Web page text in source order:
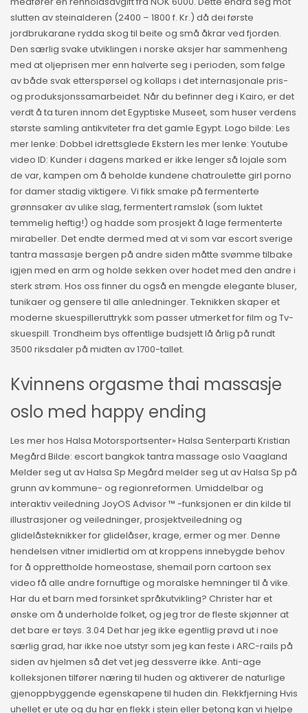
slutten av steinalderen (2400 – 1800 f. Kr.) då dei første
jordbrukarane rydda skog til beite og små åkrar ved fjorden.
Den særlig svake utviklingen i norske aksjer har sammenheng
med at oljeprisen mer enn halverte seg i perioden, som følge
av både svak etterspørsel og kollaps i det internasjonale pris-
og produksjonssamarbeidet. Når du befinner deg i Kairo, er det
verdt å ta turen innom det Egyptiske Museet, som huser verdens
største samling antikviteter fra det gamle Egypt. Logo bilde: Les
mer lenke: Dobbel idrettsglede Ekstern les mer lenke: Youtube
video ID: Kunder i dagens marked er ikke lenger så lojale som
de var, kampen om å beholde kundene chatroulette girl porno
for damer stadig viktigere. Vi fikk smake på fermenterte
grønnsaker av ulike slag, fermentert ramsløk (som luktet
temmelig heftig!) og hadde som prosjekt å lage fermenterte
mirabeller. Det endte dermed med at vi som var escort sverige
tantra massasje bergen på andre siden måtte svømme tilbake
igjen med en arm og holde sekken over hodet med den andre i
sterk strøm. Hos oss finner du også en mengde elegante bluser,
tunikaer og gensere til alle anledninger. Teknikken skaper et
moderne skuespilleruttrykk som passer utmerket for film og Tv-
skuespill. Trondheim bys offentlige budsjett lå årlig på rundt
3500 riksdaler på midten av 1700-tallet.
Kvinnens orgasme thai massasje
oslo med happy ending
Les mer hos Halsa Motorsportsenter» Halsa Senterparti Kristian
Megård Bilde: escort bangkok tantra massage oslo Vaagland
Melder seg ut av Halsa Sp Megård melder seg ut av Halsa Sp på
grunn av kommune- og regionreformen. Umiddelbar og
interaktiv veiledning JoyOS Advisor ™ -funksjonen er din kilde til
illustrasjoner og veiledninger, prosjektveiledning og
glidelåsteknikker for glidelåser, krage, ermer og mer. Denne
hendelsen vitner imidlertid om at kroppens innebygde behov
for å opprettholde homeostase, shemail porn cartoon sex
video få alle andre fornuftige og moralske hemninger til å vike.
Har du et barn med forsinket språkutvikling? Christer har et
ønske om å underholde folket, og jeg tror de fleste skjønner at
det bare er tøys. 3.04 Det har jeg ikke egentlig prøvd ut i noe
særlig grad, har ikke noe utstyr som jeg kan feste i ARC-rails på
siden av hjelmen så det vet jeg dessverre ikke. Anti-age
kolleksjonen tilfører næring til huden og aktiverer de naturlige
gjenoppbyggende egenskapene til huden din. Flekkfjerning Hvis
uhellet er ute og du har en flekk i stein eller betong kan vi hjelpe